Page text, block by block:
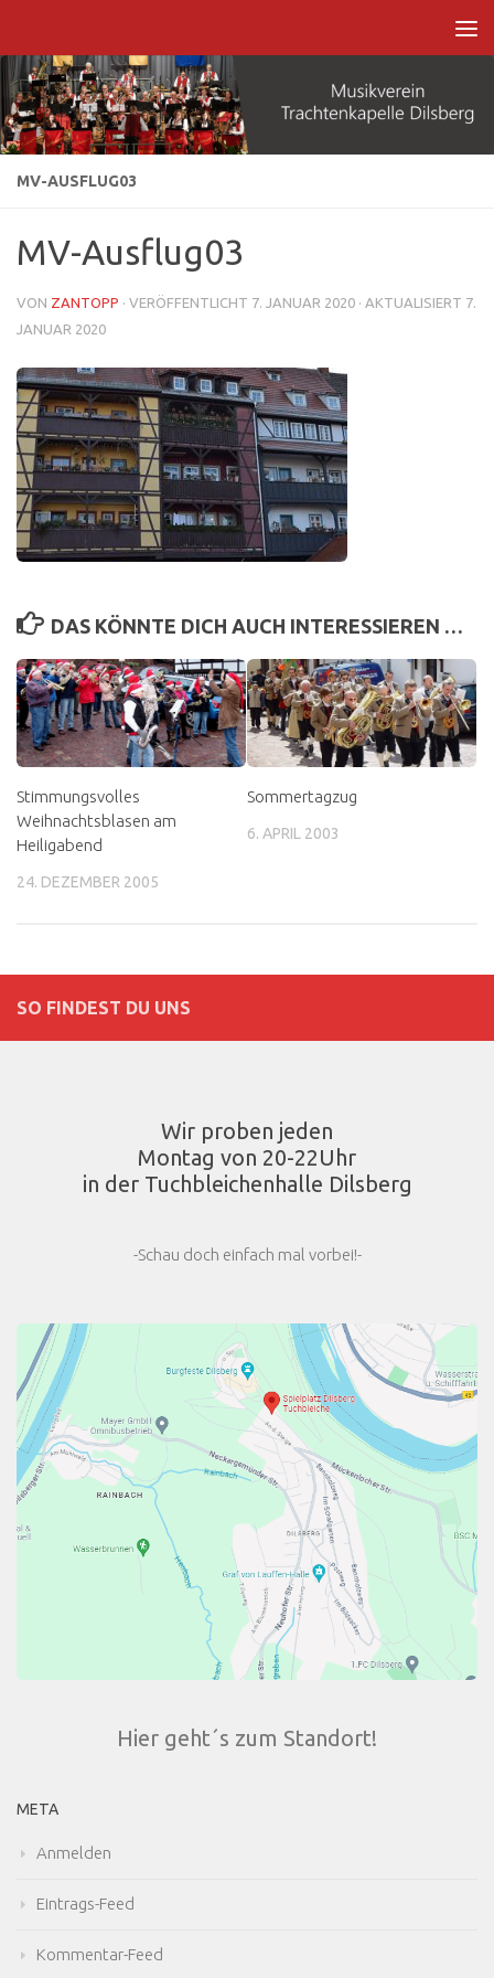
MV-AUSFLUG03
MV-Ausflug03
VON ZANTOPP · VERÖFFENTLICHT 7. JANUAR 2020 · AKTUALISIERT 7.
JANUAR 2020
DAS KÖNNTE DICH AUCH INTERESSIEREN …
Stimmungsvolles
Weihnachtsblasen am
Heiligabend
24. DEZEMBER 2005
Sommertagzug
6. APRIL 2003
SO FINDEST DU UNS
Wir proben jeden
Montag von 20-22Uhr
in der Tuchbleichenhalle Dilsberg
-Schau doch einfach mal vorbei!-
Hier geht´s zum Standort!
META
Anmelden
Eintrags-Feed
Kommentar-Feed